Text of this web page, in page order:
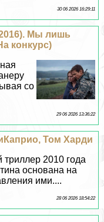
30 06 2026 16:29:11
Мы лишь
конкурс)
со
29 06 2026 13:36:22
Том Харди
2010 года
основана на
ими....
28 06 2026 18:54:22